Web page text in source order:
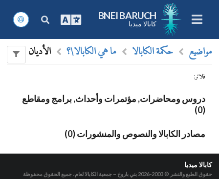
BNEI BARUCH
كابالا ميديا
مواضيع حكمة الكابالا ما هي الكابالا\؟ الأديان
فلاتر :
دروس ومحاضرات, مؤتمرات وأحداث, برامج ومقاطع
(0)
مصادر الكابالا والنصوص والمنشورات (0)
كابالا ميديا
حقوق الطبع والنشر © 2003-2026
بني باروخ – جمعية الكابالا لعام، جميع الحقوق محفوظة